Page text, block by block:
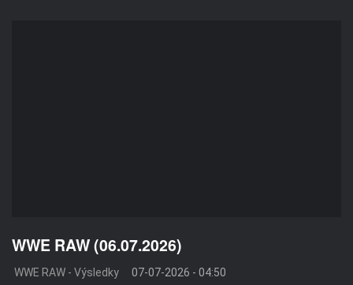
WWE RAW (06.07.2026)
WWE RAW - Výsledky 07-07-2026 - 04:50